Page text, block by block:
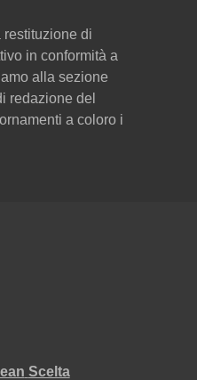
di
in conformità a
alla sezione
redazione del
a coloro i
Scelta